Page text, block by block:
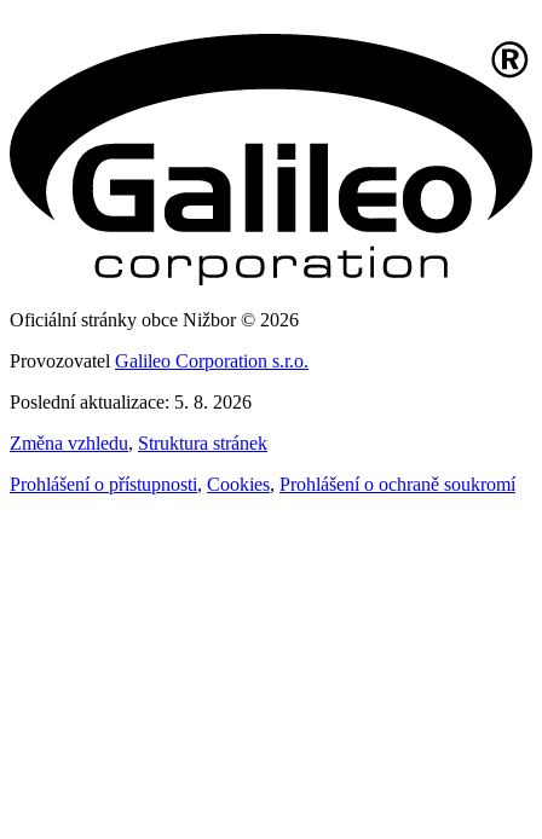
Oficiální stránky obce Nižbor © 2026
Provozovatel Galileo Corporation s.r.o.
Poslední aktualizace: 5. 8. 2026
Změna vzhledu, Struktura stránek
Prohlášení o přístupnosti, Cookies, Prohlášení o ochraně soukromí